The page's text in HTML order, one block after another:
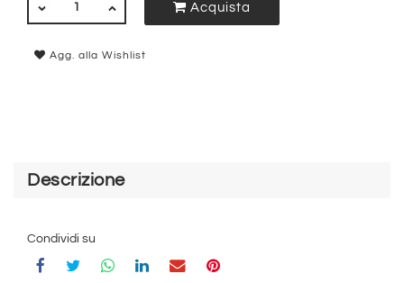
Acquista
Agg. alla Wishlist
Descrizione
Condividi su